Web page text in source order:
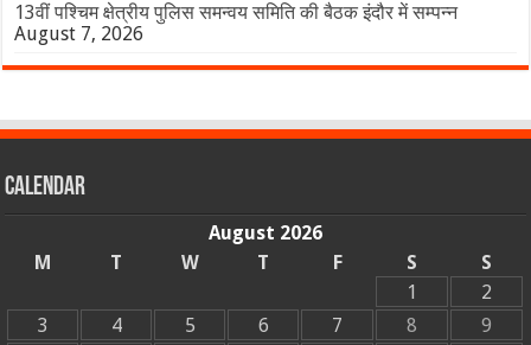
13वीं पश्चिम क्षेत्रीय पुलिस समन्वय समिति की बैठक इंदौर में सम्पन्न
August 7, 2026
Calendar
August 2026
M
T W T F S
S
1
2
3
4 5 6 7 8 9